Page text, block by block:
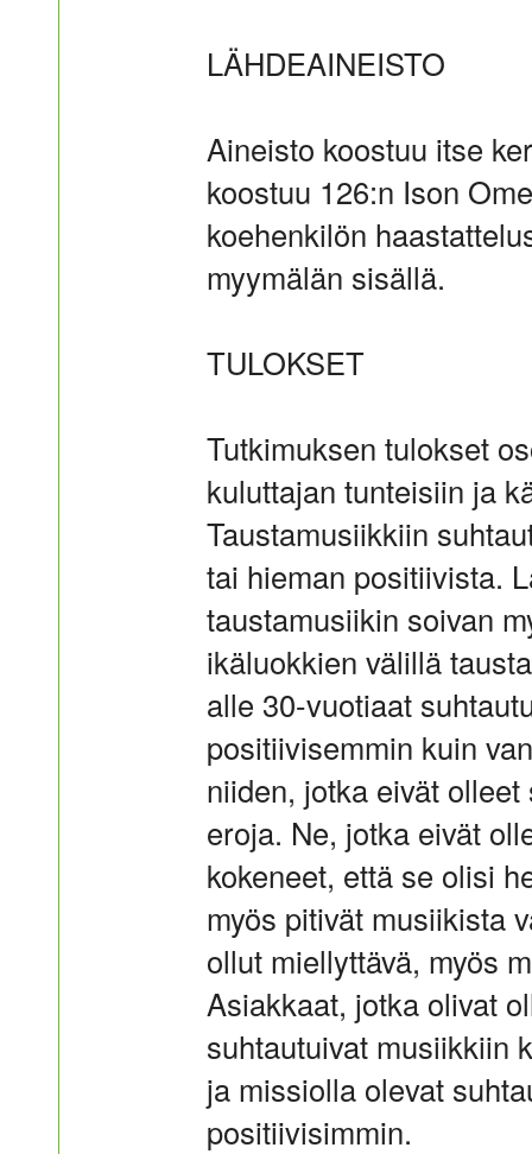
LÄHDEAINEISTO
Aineisto koostuu itse
koostuu 126:n Ison
koehenkilön
myymälän sisällä.
TULOKSET
Tutkimuksen tulokset
kuluttajan tunteisiin ja
Taustamusiikkiin
tai hieman positiivista.
taustamusiikin soivan
ikäluokkien välillä
alle 30-vuotiaat
positiivisemmin kuin
niiden, jotka eivät
eroja. Ne, jotka eivät
kokeneet, että se olisi
myös pitivät musiikista
ollut miellyttävä, myös
Asiakkaat, jotka olivat
suhtautuivat musiikkiin
ja missiolla olevat
positiivisimmin.